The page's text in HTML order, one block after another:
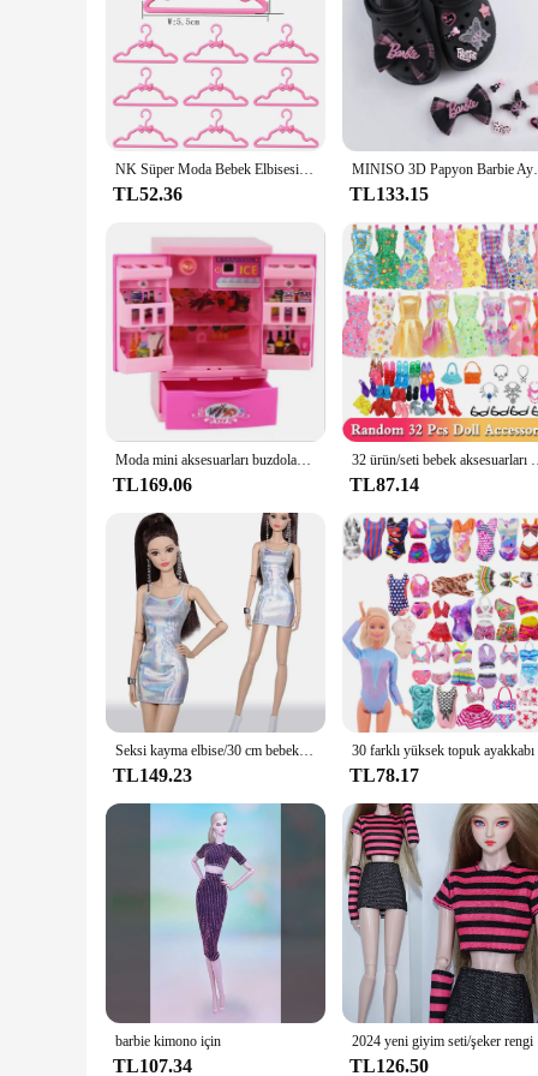
NK Süper Moda Bebek Elbisesi Barbie Giysileri Bebek Aksesuarları Askılar Bebek Ayakkabıları Minyatür Öğeler Dollhouse Mobilya Oyuncaklar JJ
TL52.36
MINISO 3D Papyon Barbie
TL133.15
Moda mini aksesuarları buzdolabı barbie bebek rüya ev mobilya mutfak dolabı seti 1/6 bjd bebek aksesuarları
TL169.06
32 ürün/seti bebek aksesuarları = 10
TL87.14
Seksi kayma elbise/30 cm bebek parantez etek sıkı elbise kıyafeti 1/6 Xinyi FR ST Blythe PP Barbie Bebek
TL149.23 TL78.17
barbie kimono için
TL107.34 TL126.50